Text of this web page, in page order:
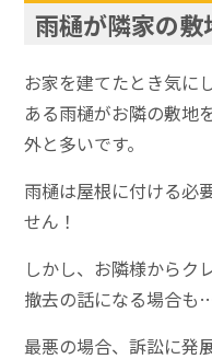
雨樋が隣家の敷
お家を建てたとき気に
ある雨樋がお隣の敷地
外と多いです。
雨樋は屋根に付ける必
せん！
しかし、お隣様からク
撤去の話になる場合も
最悪の場合、訴訟に発